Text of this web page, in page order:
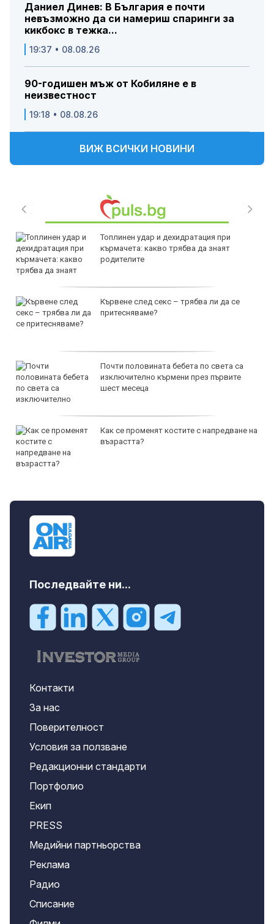
Даниел Динев: В България е почти
невъзможно да си намериш спаринги за
кикбокс в тежка...
19:37 • 08.08.26
90-годишен мъж от Кобиляне е в
неизвестност
19:18 • 08.08.26
ВИЖ ВСИЧКИ НОВИНИ
Топлинен удар и дехидратация при
кърмачета: какво трябва да знаят
родителите
Кървене след секс – трябва ли да се
притесняваме?
Почти половината бебета по света са
изключително кърмени през първите
шест месеца
Как се променят костите с напредване на
възрастта?
Последвайте ни...
Контакти
За нас
Поверителност
Условия за ползване
Редакционни стандарти
Портфолио
Екип
PRESS
Медийни партньорства
Реклама
Радио
Списание